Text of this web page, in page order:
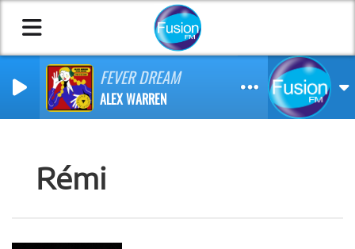
FEVER DREAM
ALEX WARREN
Rémi